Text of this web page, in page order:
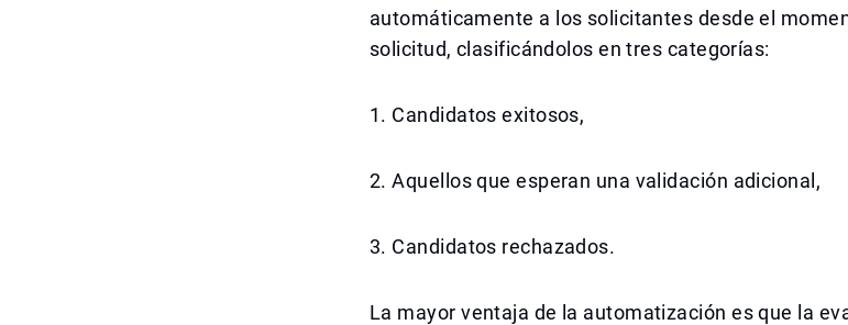
automáticamente a los solicitantes desde el
solicitud, clasificándolos en tres categorías:
1. Candidatos exitosos,
2. Aquellos que esperan una validación adicional,
3. Candidatos rechazados.
La mayor ventaja de la automatización es que la